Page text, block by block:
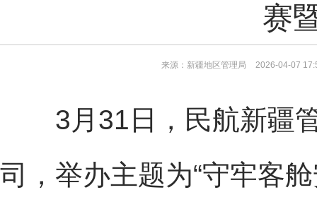
赛
来源：新疆地区管理局 2026-04-07
3月31日，民航新疆管
司，举办主题为“守牢客
模